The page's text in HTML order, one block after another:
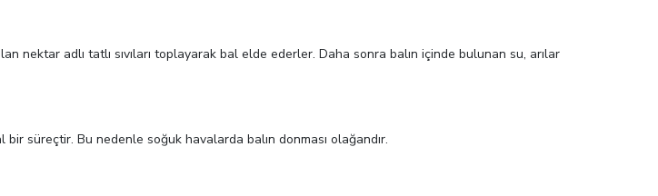
nektar adlı tatlı sıvıları toplayarak bal elde ederler. Daha sonra balın içinde bulunan su, arılar
süreçtir. Bu nedenle soğuk havalarda balın donması olağandır.